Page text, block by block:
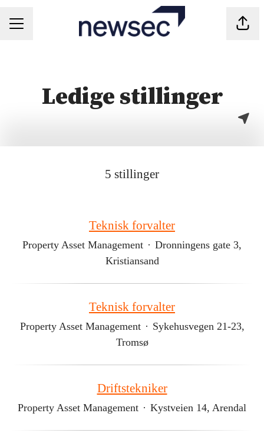
KARRIEREMENY Del
Ledige stillinger
5 stillinger
Teknisk forvalter
Property Asset Management · Dronningens gate 3,
Kristiansand
Teknisk forvalter
Property Asset Management · Sykehusvegen 21-23,
Tromsø
Driftstekniker
Property Asset Management · Kystveien 14, Arendal